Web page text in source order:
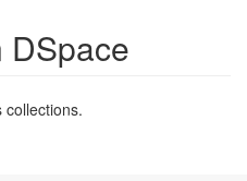
DSpace
collections.